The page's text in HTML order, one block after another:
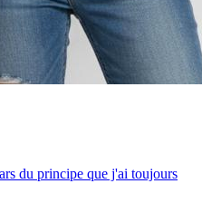
du principe que j'ai toujours